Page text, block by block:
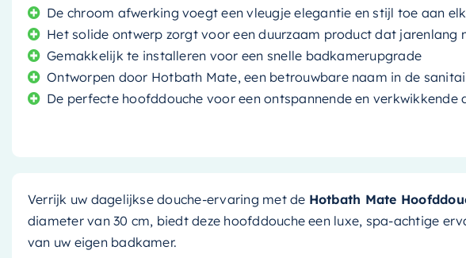
De chroom afwerking voegt een vleugje elegantie en stijl toe aan
Het solide ontwerp zorgt voor een duurzaam product dat jarenlang
Gemakkelijk te installeren voor een snelle badkamerupgrade
Ontworpen door Hotbath Mate, een betrouwbare naam in de
De perfecte hoofddouche voor een ontspannende en verkwikkende
Verrijk uw dagelijkse douche-ervaring met de Hotbath Mate
diameter van 30 cm, biedt deze hoofddouche een luxe, spa-achtige
van uw eigen badkamer.